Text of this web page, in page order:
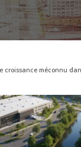
croissance méconnu